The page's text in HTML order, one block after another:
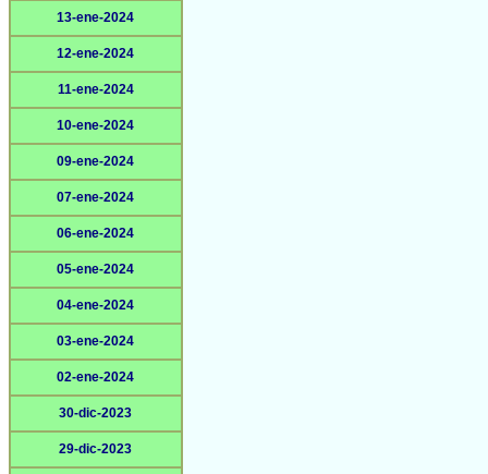
13-ene-2024
12-ene-2024
11-ene-2024
10-ene-2024
09-ene-2024
07-ene-2024
06-ene-2024
05-ene-2024
04-ene-2024
03-ene-2024
02-ene-2024
30-dic-2023
29-dic-2023